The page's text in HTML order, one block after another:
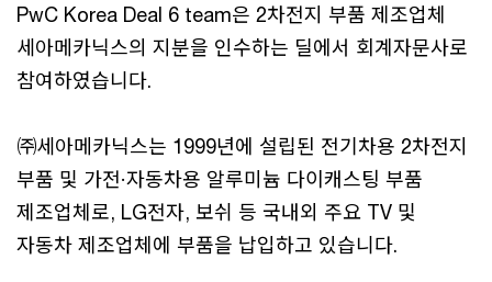
PwC Korea Deal 6 team은 2차전지 부품 제조업체
세아메카닉스의 지분을 인수하는 딜에서 회계자문사로
참여하였습니다.
㈜세아메카닉스는 1999년에 설립된 전기차용 2차전지
부품 및 가전·자동차용 알루미늄 다이캐스팅 부품
제조업체로, LG전자, 보쉬 등 국내외 주요 TV 및
자동차 제조업체에 부품을 납입하고 있습니다.